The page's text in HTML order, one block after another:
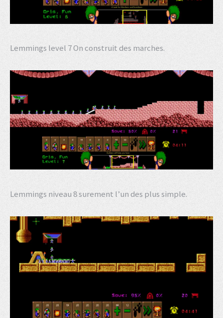
Lemmings level 7 On construit des marches.
Lemmings niveau 8 surement l’un des plus simple.